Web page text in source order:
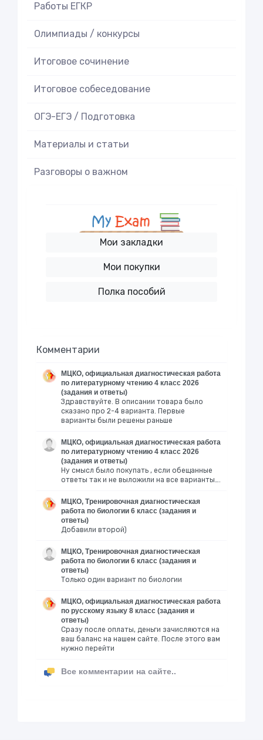
Работы ЕГКР
Олимпиады / конкурсы
Итоговое cочинение
Итоговое cобеседование
ОГЭ-ЕГЭ / Подготовка
Материалы и статьи
Разговоры о важном
Мои закладки
Мои покупки
Полка пособий
Комментарии
МЦКО, официальная диагностическая работа
по литературному чтению 4 класс 2026
(задания и ответы)
Здравствуйте. В описании товара было
сказано про 2-4 варианта. Первые
варианты были решены раньше
МЦКО, официальная диагностическая работа
по литературному чтению 4 класс 2026
(задания и ответы)
Ну смысл было покупать , если обещанные
ответы так и не выложили на все варианты….
МЦКО, Тренировочная диагностическая
работа по биологии 6 класс (задания и
ответы)
Добавили второй)
МЦКО, Тренировочная диагностическая
работа по биологии 6 класс (задания и
ответы)
Только один вариант по биологии
МЦКО, официальная диагностическая работа
по русскому языку 8 класс (задания и
ответы)
Сразу после оплаты, деньги зачисляются на
ваш баланс на нашем сайте. После этого вам
нужно перейти
Все комментарии на сайте..